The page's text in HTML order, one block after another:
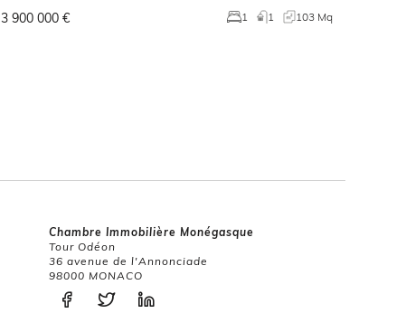
3 900 000 € 1 1 103 Mq
Chambre Immobilière Monégasque
Tour Odéon
36 avenue de l'Annonciade
98000 MONACO